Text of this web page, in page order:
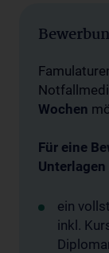
Wochen
Für eine
ein
inkl.